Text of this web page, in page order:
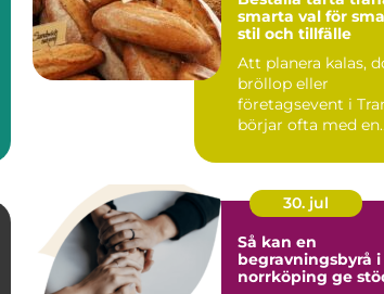
smarta val för
stil och tillfälle
Att planera kalas,
bröllop eller
företagsevent i
börjar ofta med en
30. jul
Så kan en
begravningsbyrå i
norrköping ge